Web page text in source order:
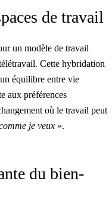
de travail
un modèle de travail
Cette hybridation
équilibre entre vie
aux préférences
où le travail peut
je veux ».
du bien-